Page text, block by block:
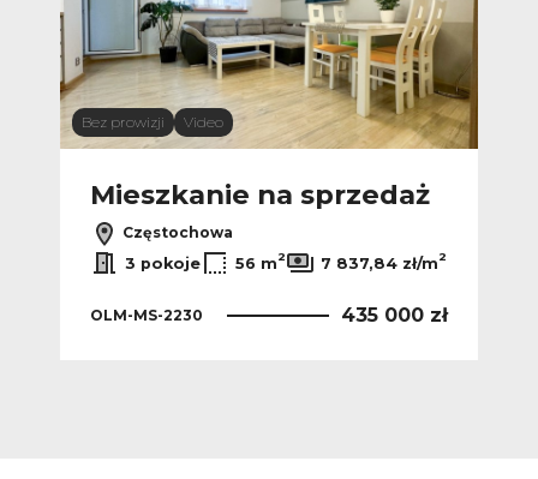
Bez prowizji Video
Mieszkanie na sprzedaż
Częstochowa
3 pokoje
56 m2 7 837,84 zł/m2
OLM-MS-2230 435 000 zł